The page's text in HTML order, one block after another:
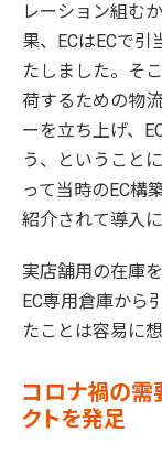
レーション組む
果、ECはECで
たしました。そ
荷するための物
ーを立ち上げ、
う、ということ
って当時のEC構
紹介されて導入
実店舗用の在庫
EC専用倉庫から
たことは容易に
コロナ禍の需
クトを発足